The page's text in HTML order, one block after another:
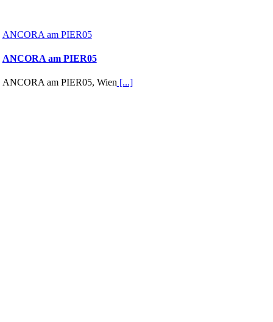
ANCORA am PIER05
ANCORA am PIER05
ANCORA am PIER05, Wien [...]